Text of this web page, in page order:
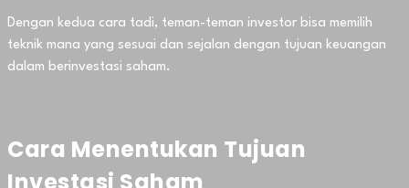
Dengan kedua cara tadi, teman-teman investor bisa memilih
teknik mana yang sesuai dan sejalan dengan tujuan keuangan
dalam berinvestasi saham.
Cara Menentukan Tujuan